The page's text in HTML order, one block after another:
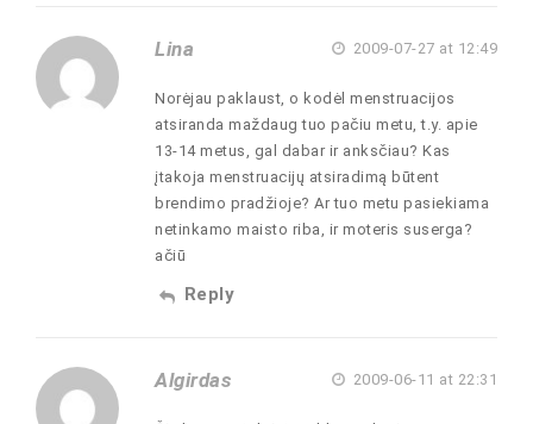
Lina 2009-07-27 at 12:49
Norėjau paklaust, o kodėl menstruacijos
atsiranda maždaug tuo pačiu metu, t.y. apie
13-14 metus, gal dabar ir anksčiau? Kas
įtakoja menstruacijų atsiradimą būtent
brendimo pradžioje? Ar tuo metu pasiekiama
netinkamo maisto riba, ir moteris suserga?
ačiū
Reply
Algirdas 2009-06-11 at 22:31